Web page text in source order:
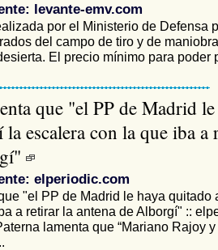
levante-emv.com
por el Ministerio de Defensa
del campo de tiro y de
El precio mínimo para poder
que "el PP de Madrid le
escalera con la que iba a
elperiodic.com
"el PP de Madrid le haya quitado
a retirar la antena de Alborgí" ::
lamenta que “Mariano Rajoy